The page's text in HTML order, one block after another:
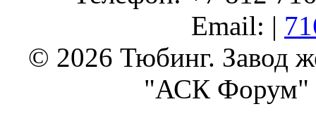
Email: |
© 2026 Тюбинг. Завод
"АСК Форум"